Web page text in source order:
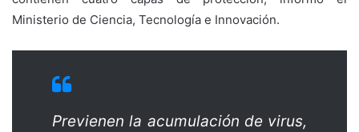
Ministerio de Ciencia, Tecnología e Innovación.
Previenen la acumulación de virus,